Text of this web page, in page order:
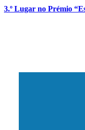
3.º Lugar no Prémio